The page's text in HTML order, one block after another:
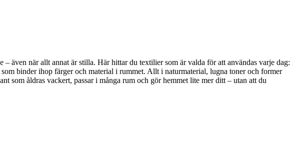
även när allt annat är stilla. Här hittar du textilier som är valda för att användas varje dag:
binder ihop färger och material i rummet. Allt i naturmaterial, lugna toner och former
som åldras vackert, passar i många rum och gör hemmet lite mer ditt – utan att du